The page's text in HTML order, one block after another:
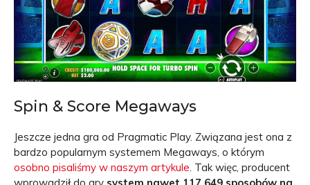
Spin & Score Megaways
Jeszcze jedna gra od Pragmatic Play. Związana jest ona z
bardzo popularnym systemem Megaways, o którym
osobno pisaliśmy w naszym artykule. Tak więc, producent